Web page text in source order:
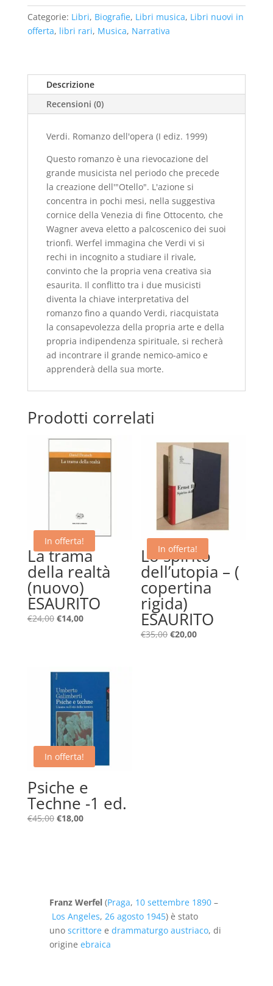
dell'opera
(I
ediz.
quantità
Categorie: Libri, Biografie, Libri musica, Libri nuovi in
offerta, libri rari, Musica, Narrativa
Descrizione
Recensioni (0)
Verdi. Romanzo dell'opera (I ediz. 1999)
Questo romanzo è una rievocazione del
grande musicista nel periodo che precede
la creazione dell'"Otello". L'azione si
concentra in pochi mesi, nella suggestiva
cornice della Venezia di fine Ottocento, che
Wagner aveva eletto a palcoscenico dei suoi
trionfi. Werfel immagina che Verdi vi si
rechi in incognito a studiare il rivale,
convinto che la propria vena creativa sia
esaurita. Il conflitto tra i due musicisti
diventa la chiave interpretativa del
romanzo fino a quando Verdi, riacquistata
la consapevolezza della propria arte e della
propria indipendenza spirituale, si recherà
ad incontrare il grande nemico-amico e
apprenderà della sua morte.
Prodotti correlati
In offerta!
La trama
della realtà
(nuovo)
ESAURITO
€24,00 Il
€24,00.
€14,00Il
€14,00.
In offerta!
Lo spirito
dell’utopia – (
copertina
rigida)
ESAURITO
€35,00 Il
€20,00Il
In offerta!
Psiche e
Techne -1 ed.
€45,00 Il
€18,00Il
Franz Werfel(Praga, 10 settembre 1890–
Los Angeles, 26 agosto 1945) è stato
uno scrittoree drammaturgo austriaco, di
origine ebraica